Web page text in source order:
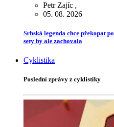
Petr Zajíc ,
05. 08. 2026
Srbská legenda chce překopat
sety by ale zachovala
Cyklistika
Poslední zprávy z cyklistiky